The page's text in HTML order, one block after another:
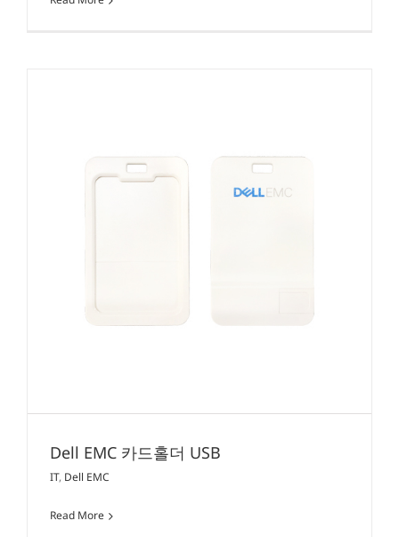
Dell EMC 카드홀더 USB
IT, Dell EMC
Read More